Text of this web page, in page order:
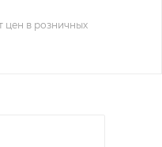
цен в розничных